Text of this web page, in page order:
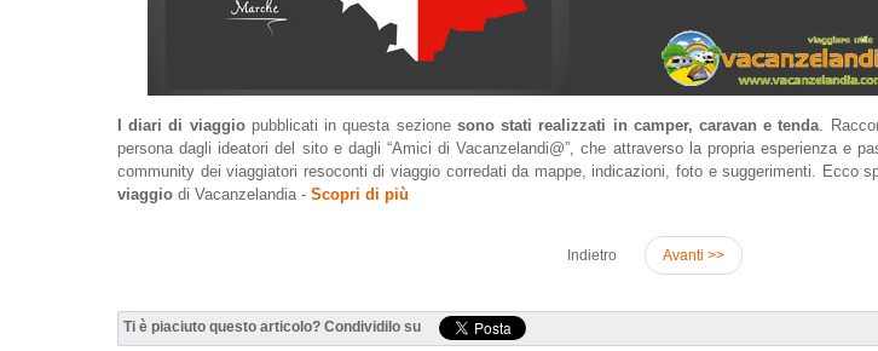
I diari di viaggiopubblicati in questa sezione sono stati realizzati in camper, caravan e tenda.
persona dagli ideatori del sito e dagli “Amici di Vacanzelandi@”, che attraverso la propria esperienza e
community dei viaggiatori resoconti di viaggio corredati da mappe, indicazioni, foto e suggerimenti. Ecco
viaggio di Vacanzelandia - Scopri di più
Indietro Avanti >>
Ti è piaciuto questo articolo? Condividilo su